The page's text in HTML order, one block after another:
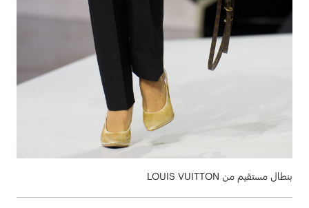
بنطال مستقيم من LOUIS VUITTON